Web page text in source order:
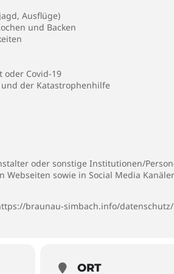
Ausflüge)
und Backen
oder Covid-19
der Katastrophenhilfe
oder sonstige Institutionen/
Webseiten sowie in Social Media
braunau-simbach.info/datenschutz/
ORT